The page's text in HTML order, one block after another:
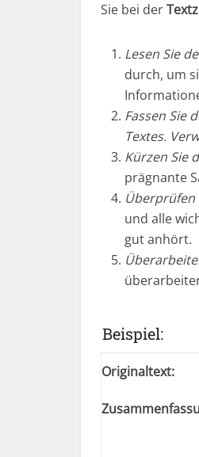
Sie bei der
Lesen Sie
durch, um
Fassen Sie
Textes.
Kürzen Sie
prägnante
Überprüfen
und alle
gut anhört.
Beispiel:
Originaltext: